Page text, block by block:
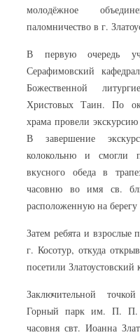
молодёжное
паломничество в г.
В первую очередь
Серафимовский
Божественной
Христовых Таин. По
храма провели
В завершение
колокольню и смогли
вкусного обеда в
часовню во имя св.
расположенную на берегу
Затем ребята и взрослые
г. Косотур, откуда
посетили Златоустовский
Заключительной
Горный парк им. П. П.
часовня свт. Иоанна